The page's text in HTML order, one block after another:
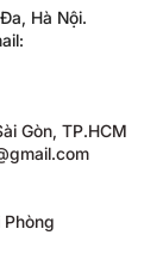
Hà Nội.
Gòn, TP.HCM
Phòng